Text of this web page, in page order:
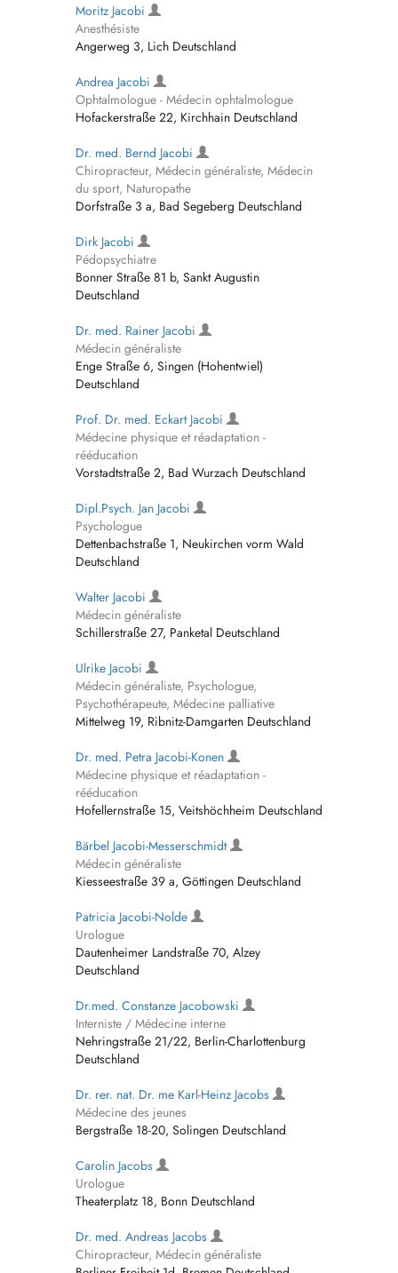
Moritz Jacobi
Anesthésiste
Angerweg 3, Lich Deutschland
Andrea Jacobi
Ophtalmologue - Médecin ophtalmologue
Hofackerstraße 22, Kirchhain Deutschland
Dr. med. Bernd Jacobi
Chiropracteur, Médecin généraliste, Médecin
du sport, Naturopathe
Dorfstraße 3 a, Bad Segeberg Deutschland
Dirk Jacobi
Pédopsychiatre
Bonner Straße 81 b, Sankt Augustin
Deutschland
Dr. med. Rainer Jacobi
Médecin généraliste
Enge Straße 6, Singen (Hohentwiel)
Deutschland
Prof. Dr. med. Eckart Jacobi
Médecine physique et réadaptation -
rééducation
Vorstadtstraße 2, Bad Wurzach Deutschland
Dipl.Psych. Jan Jacobi
Psychologue
Dettenbachstraße 1, Neukirchen vorm Wald
Deutschland
Walter Jacobi
Médecin généraliste
Schillerstraße 27, Panketal Deutschland
Ulrike Jacobi
Médecin généraliste, Psychologue,
Psychothérapeute, Médecine palliative
Mittelweg 19, Ribnitz-Damgarten Deutschland
Dr. med. Petra Jacobi-Konen
Médecine physique et réadaptation -
rééducation
Hofellernstraße 15, Veitshöchheim Deutschland
Bärbel Jacobi-Messerschmidt
Médecin généraliste
Kiesseestraße 39 a, Göttingen Deutschland
Patricia Jacobi-Nolde
Urologue
Dautenheimer Landstraße 70, Alzey
Deutschland
Dr.med. Constanze Jacobowski
Interniste / Médecine interne
Nehringstraße 21/22, Berlin-Charlottenburg
Deutschland
Dr. rer. nat. Dr. me Karl-Heinz Jacobs
Médecine des jeunes
Bergstraße 18-20, Solingen Deutschland
Carolin Jacobs
Urologue
Theaterplatz 18, Bonn Deutschland
Dr. med. Andreas Jacobs
Chiropracteur, Médecin généraliste